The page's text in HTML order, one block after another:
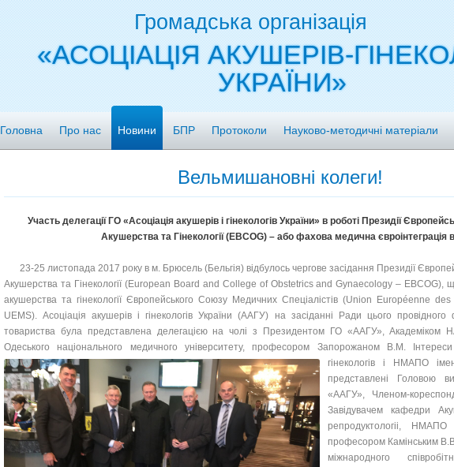
Громадська організація
«АСОЦІАЦІЯ АКУШЕРІВ-
УКРАЇНИ»
Головна Про нас Новини БПР Протоколи Науково-методичні матеріали
Вельмишановні колеги!
Участь делегації ГО «Асоціація акушерів і гінекологів України» в роботі Президії
Акушерства та Гінекології (EBCOG) – або фахова медична євроінтеграція в
23-25 листопада 2017 року в м. Брюсель (Бельгія) відбулось чергове засідання Президії
Акушерства та Гінекології (European Board and College of Obstetrics and Gynaecology – EBCOG),
акушерства та гінекології Європейського Союзу Медичних Спеціалістів (Union Européenne
UEMS). Асоціація акушерів і гінекологів України (ААГУ) на засіданні Ради цього провідного
товариства була представлена делегацією на чолі з Президентом ГО «ААГУ», Академіком
Одеського національного медичного університету, професором Запорожаном В.М.
гінекологів і НМАПО
представлені Головою
«ААГУ», Членом-
Завідувачем кафедри
репродуктологіі,
професором Камінським
міжнародного